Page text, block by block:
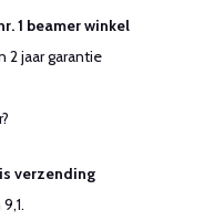
1 beamer winkel
2 jaar garantie
verzending